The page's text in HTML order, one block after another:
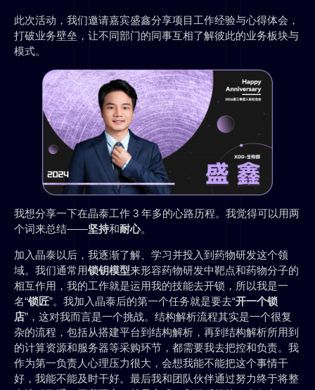
此次活动，我们邀请嘉宾盛鑫分享项目工作经验与心得体会，
打破业务壁垒，让不同部门的同事互相了解彼此的业务板块与
模式。
我想分享一下在晶泰工作 3 年多的心路历程。我觉得可以用两
个词来总结——坚持和耐心。
加入晶泰以后，我逐渐了解、学习并投入到药物研发这个领
域。我们通常用锁钥模型来形容药物研发中靶点和药物分子的
相互作用，我的工作就是运用我的技能去开锁，所以我是一
名“锁匠”。我加入晶泰后的第一个任务就是要去“开一个锁
店”，这对我而言是一个挑战。结构解析流程其实是一个很复
杂的流程，包括从搭建平台到结构解析，再到结构解析所用到
的计算资源和服务器等采购环节，都需要我去把控和负责。我
作为第一负责人心理压力很大，会想我能不能把这个事情干
好，我能不能及时干好。最后我和团队伙伴通过努力终于将整